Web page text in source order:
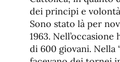
dei principi e
Sono stato là per
1963.
di 600 giovani. Nella